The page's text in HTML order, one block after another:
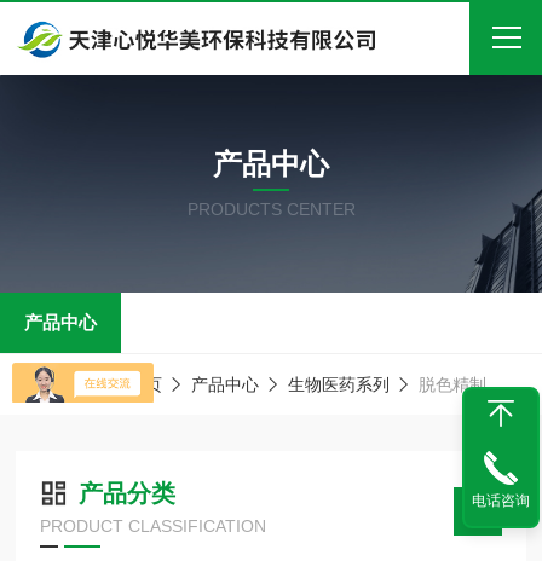
关于我们
产品中心
在线留言
产品中心
PRODUCTS CENTER
产品中心
当前位置：首页 产品中心 生物医药系列 脱色精制
产品分类
PRODUCT CLASSIFICATION
电话咨询